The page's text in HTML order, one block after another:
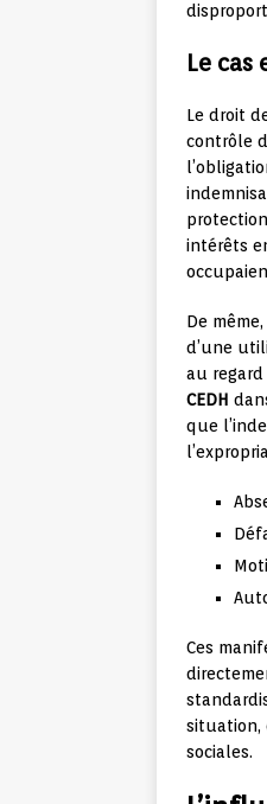
Le
Le droit
contrôle
intérêts
De
d’une
au
CEDH
que
Ces
situation,
sociales.